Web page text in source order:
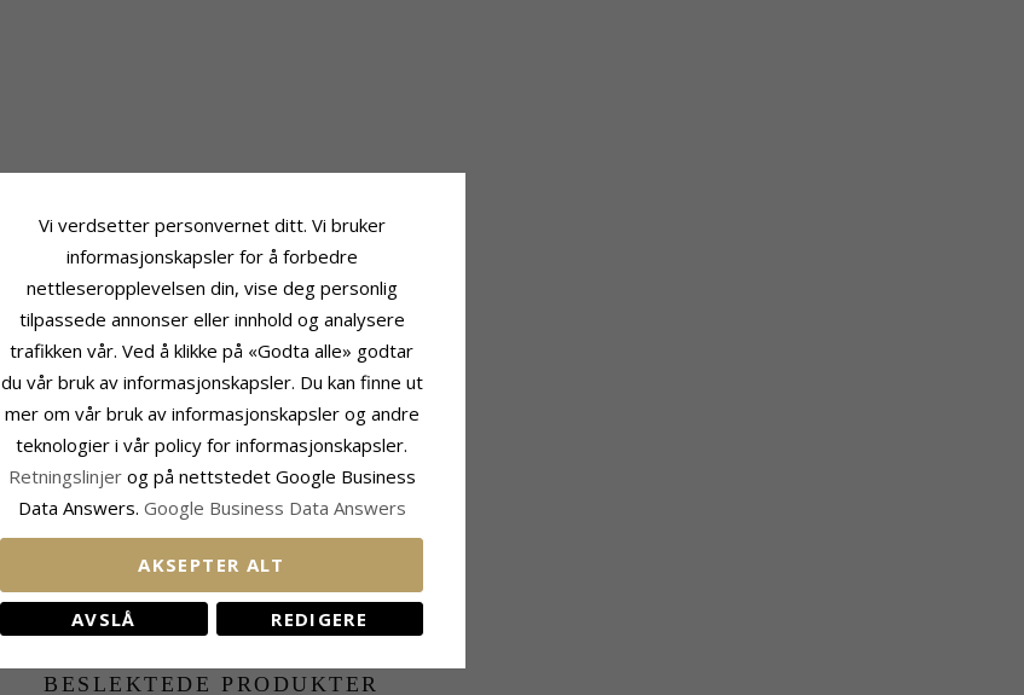
Leveringstid:
BESLEKTEDE PRODUKTER
Vi verdsetter personvernet ditt. Vi bruker
informasjonskapsler for å forbedre
nettleseropplevelsen din, vise deg personlig
tilpassede annonser eller innhold og analysere
trafikken vår. Ved å klikke på «Godta alle» godtar
du vår bruk av informasjonskapsler. Du kan finne ut
mer om vår bruk av informasjonskapsler og andre
teknologier i vår policy for informasjonskapsler.
Retningslinjer og på nettstedet Google Business
Data Answers. Google Business Data Answers
AKSEPTER ALT
AVSLÅ REDIGERE